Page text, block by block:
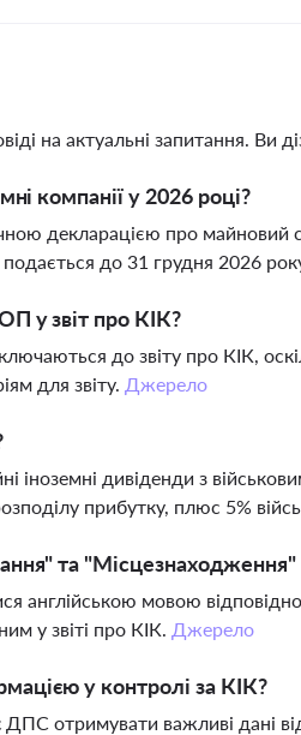
на актуальні запитання. Ви
компанії у 2026 році?
декларацією про майновий
до 31 грудня 2026
у звіт про КІК?
до звіту про КІК,
для звіту. Джерело
іноземні дивіденди з
прибутку, плюс 5%
та "Місцезнаходження"
англійською мовою
у звіті про КІК. Джерело
у контролі за КІК?
отримувати важливі дані